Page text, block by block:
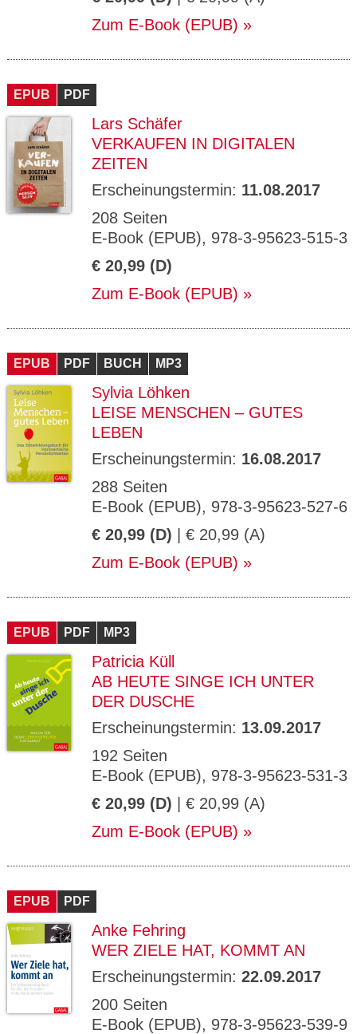
Zum E-Book (EPUB)
EPUB PDF
Lars Schäfer
VERKAUFEN IN DIGITALEN
ZEITEN
Erscheinungstermin: 11.08.2017
208 Seiten
E-Book (EPUB), 978-3-95623-515-3
€ 20,99 (D)
Zum E-Book (EPUB)
EPUB PDF BUCH MP3
Sylvia Löhken
LEISE MENSCHEN – GUTES
LEBEN
Erscheinungstermin: 16.08.2017
288 Seiten
E-Book (EPUB), 978-3-95623-527-6
€ 20,99 (D) | € 20,99 (A)
Zum E-Book (EPUB)
EPUB PDF MP3
Patricia Küll
AB HEUTE SINGE ICH UNTER
DER DUSCHE
Erscheinungstermin: 13.09.2017
192 Seiten
E-Book (EPUB), 978-3-95623-531-3
€ 20,99 (D) | € 20,99 (A)
Zum E-Book (EPUB)
EPUB PDF
Anke Fehring
WER ZIELE HAT, KOMMT AN
Erscheinungstermin: 22.09.2017
200 Seiten
E-Book (EPUB), 978-3-95623-539-9